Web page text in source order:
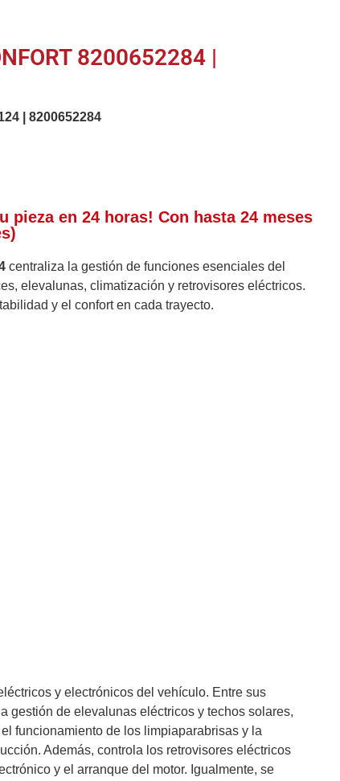
8200652284 |
8200652284
pieza en 24 horas! Con hasta 24 meses
centraliza la gestión de funciones esenciales del
elevalunas, climatización y retrovisores eléctricos.
y el confort en cada trayecto.
y electrónicos del vehículo. Entre sus
gestión de elevalunas eléctricos y techos solares,
funcionamiento de los limpiaparabrisas y la
Además, controla los retrovisores eléctricos
y el arranque del motor. Igualmente, se